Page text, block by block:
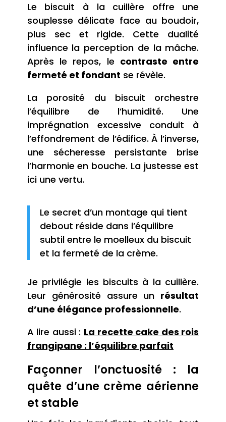
Le biscuit à la cuillère offre une
souplesse délicate face au boudoir,
plus sec et rigide. Cette dualité
influence la perception de la mâche.
Après le repos, le contraste entre
fermeté et fondant se révèle.
La porosité du biscuit orchestre
l’équilibre de l’humidité. Une
imprégnation excessive conduit à
l’effondrement de l’édifice. À l’inverse,
une sécheresse persistante brise
l’harmonie en bouche. La justesse est
ici une vertu.
Le secret d’un montage qui tient
debout réside dans l’équilibre
subtil entre le moelleux du biscuit
et la fermeté de la crème.
Je privilégie les biscuits à la cuillère.
Leur générosité assure un résultat
d’une élégance professionnelle.
A lire aussi : La recette cake des rois
frangipane : l’équilibre parfait
Façonner l’onctuosité : la
quête d’une crème aérienne
et stable